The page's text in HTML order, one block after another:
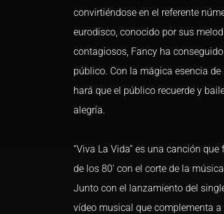
convirtiéndose en el referente
eurodisco, conocido por sus
contagiosos, Fancy ha
público. Con la mágica esencia
hará que el público recuerde y
alegría.
“Viva La Vida” es una canción
de los 80′ con el corte de la
Junto con el lanzamiento del
vídeo musical que complementa